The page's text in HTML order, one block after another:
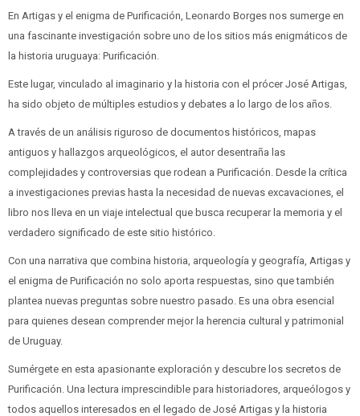
En Artigas y el enigma de Purificación, Leonardo Borges nos sumerge en
una fascinante investigación sobre uno de los sitios más enigmáticos de
la historia uruguaya: Purificación.
Este lugar, vinculado al imaginario y la historia con el prócer José Artigas,
ha sido objeto de múltiples estudios y debates a lo largo de los años.
A través de un análisis riguroso de documentos históricos, mapas
antiguos y hallazgos arqueológicos, el autor desentraña las
complejidades y controversias que rodean a Purificación. Desde la crítica
a investigaciones previas hasta la necesidad de nuevas excavaciones, el
libro nos lleva en un viaje intelectual que busca recuperar la memoria y el
verdadero significado de este sitio histórico.
Con una narrativa que combina historia, arqueología y geografía, Artigas y
el enigma de Purificación no solo aporta respuestas, sino que también
plantea nuevas preguntas sobre nuestro pasado. Es una obra esencial
para quienes desean comprender mejor la herencia cultural y patrimonial
de Uruguay.
Sumérgete en esta apasionante exploración y descubre los secretos de
Purificación. Una lectura imprescindible para historiadores, arqueólogos y
todos aquellos interesados en el legado de José Artigas y la historia